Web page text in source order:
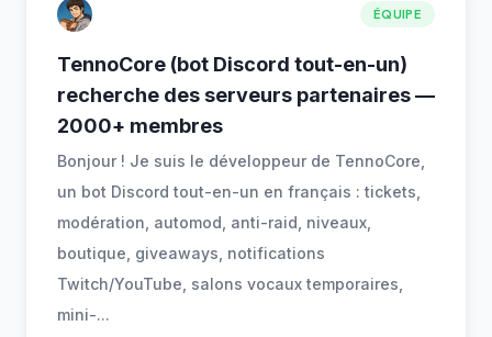
ÉQUIPE
TennoCore (bot Discord tout-en-un)
recherche des serveurs partenaires —
2000+ membres
Bonjour ! Je suis le développeur de TennoCore,
un bot Discord tout-en-un en français : tickets,
modération, automod, anti-raid, niveaux,
boutique, giveaways, notifications
Twitch/YouTube, salons vocaux temporaires,
mini-...